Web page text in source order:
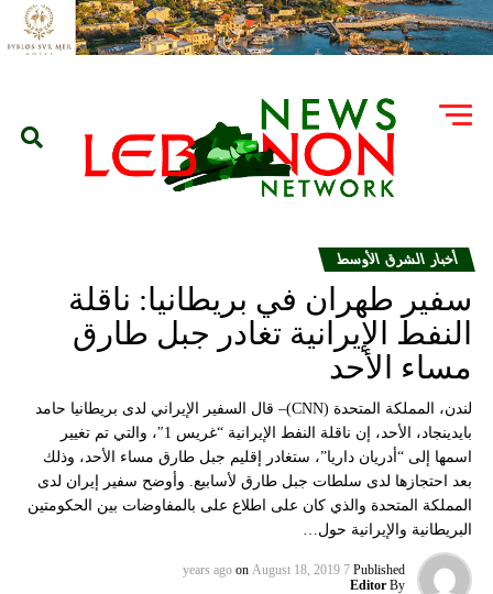
أخبار الشرق الأوسط
سفير طهران في بريطانيا: ناقلة
النفط الإيرانية تغادر جبل طارق
مساء الأحد
لندن، المملكة المتحدة (CNN)– قال السفير الإيراني لدى بريطانيا حامد
بايدينجاد، الأحد، إن ناقلة النفط الإيرانية “غريس 1″، والتي تم تغيير
اسمها إلى “أدريان داريا”، ستغادر إقليم جبل طارق مساء الأحد، وذلك
بعد احتجازها لدى سلطات جبل طارق لأسابيع. وأوضح سفير إيران لدى
المملكة المتحدة والذي كان على اطلاع على بالمفاوضات بين الحكومتين
البريطانية والإيرانية حول…
Published
7 years ago
on August 18, 2019
By
Editor